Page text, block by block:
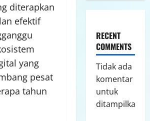
diterapkan
efektif
yang
pesat
tahun
RECENT
COMMENTS
Tidak ada
komentar
untuk
ditampilkan.